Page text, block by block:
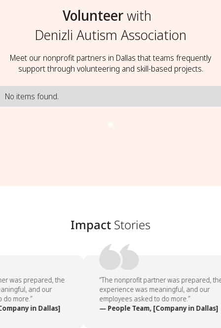
Volunteerwith
Denizli Autism Association
Meet our nonprofit partners in Dallas that teams frequently
support through volunteering and skill-based projects.
No items found.
Impact Stories
was prepared, the
and our
more.”
in Dallas]
“The nonprofit partner was prepared, the
experience was meaningful, and our
employees asked to do more.”
— People Team, [Company in Dallas]